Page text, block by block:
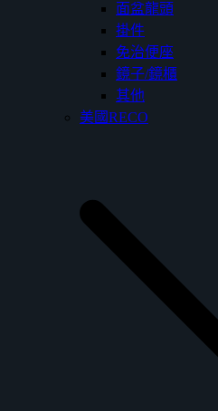
面盆龍頭
掛件
免治便座
鏡子/鏡櫃
其他
美國RECO